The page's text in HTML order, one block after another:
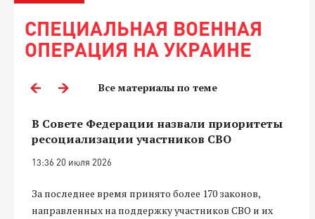
СПЕЦИАЛЬНАЯ ВОЕННАЯ
ОПЕРАЦИЯ НА УКРАИНЕ
Все материалы по теме
В Совете Федерации назвали приоритеты
ресоциализации участников СВО
13:36 20 июля 2026
За последнее время принято более 170 законов,
направленных на поддержку участников СВО и их